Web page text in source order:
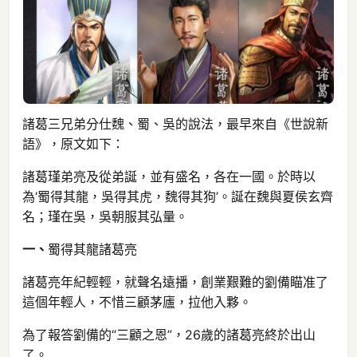
諸葛三兄弟分仕魏、蜀、吳的說法，最早來自《世說新
語》，原文如下：
諸葛瑾弟亮及從弟誕，並有盛名，各在一國。於時以
為‘蜀得其龍，吳得其虎，魏得其狗’。誕在魏與夏侯玄齊
名；瑾在吳，吳朝服其弘量。
一、 蜀得其龍諸葛亮
諸葛亮年紀輕輕，就聲名遠播，創業艱難的劉備瞄准了
這個年輕人，不惜三顧茅廬，拉他入夥。
為了報答劉備的“三顧之恩”，26歲的諸葛亮終於出山